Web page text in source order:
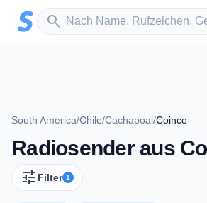
Zum Hauptinhalt springen
search
Sender suchen
South America/Chile/Cachapoal/Coinco
Radiosender aus
tune Filter 1